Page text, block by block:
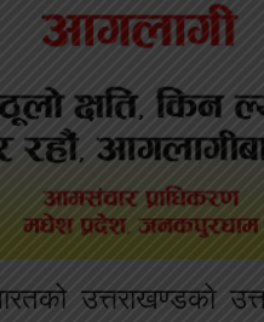
उत्तराखण्डको